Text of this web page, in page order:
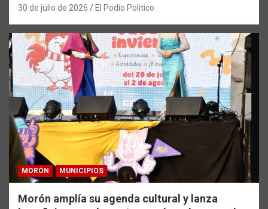
30 de julio de 2026 El Podio Politico
MORÓN MUNICIPIOS
Morón amplía su agenda cultural y lanza